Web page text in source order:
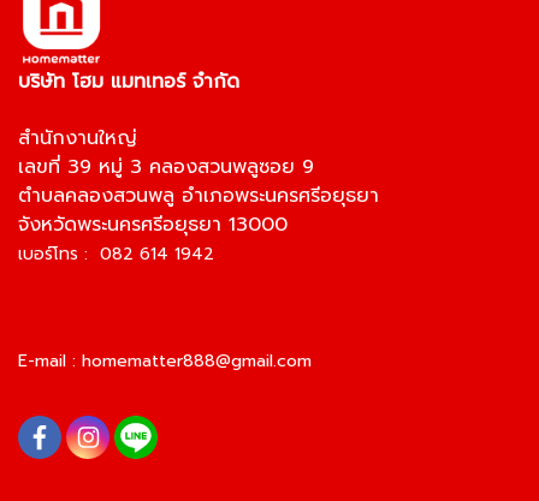
บริษัท โฮม แมทเทอร์ จำกัด
สำนักงานใหญ่
เลขที่ 39 หมู่ 3 คลองสวนพลูซอย 9
ตำบลคลองสวนพลู อำเภอพระนครศรีอยุธยา
จังหวัดพระนครศรีอยุธยา 13000
เบอร์โทร : 082 614 1942
E-mail : homematter888@gmail.com